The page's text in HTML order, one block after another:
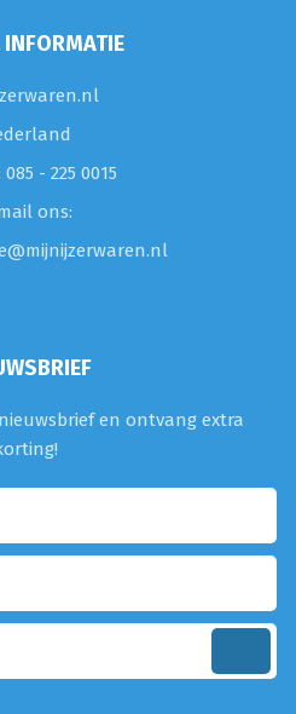
- 225 0015
ons:
en ontvang extra